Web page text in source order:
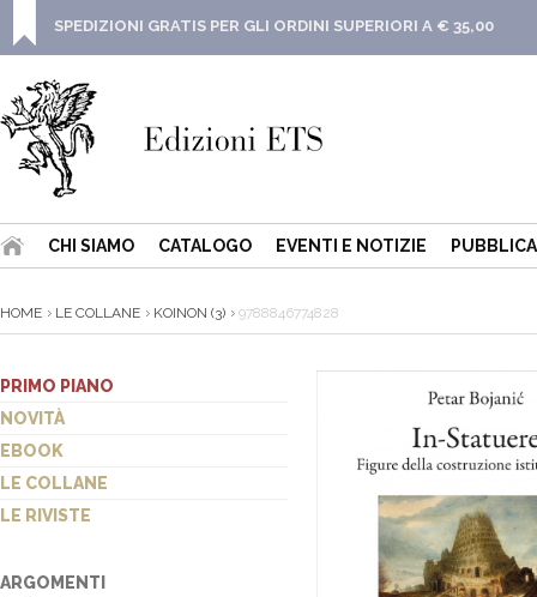
SPEDIZIONI GRATIS PER GLI ORDINI SUPERIORI A € 35,00
CHI SIAMO CATALOGO EVENTI E NOTIZIE
HOME LE COLLANE KOINON (3) 9788846774828
PRIMO PIANO
NOVITÀ
EBOOK
LE COLLANE
LE RIVISTE
ARGOMENTI